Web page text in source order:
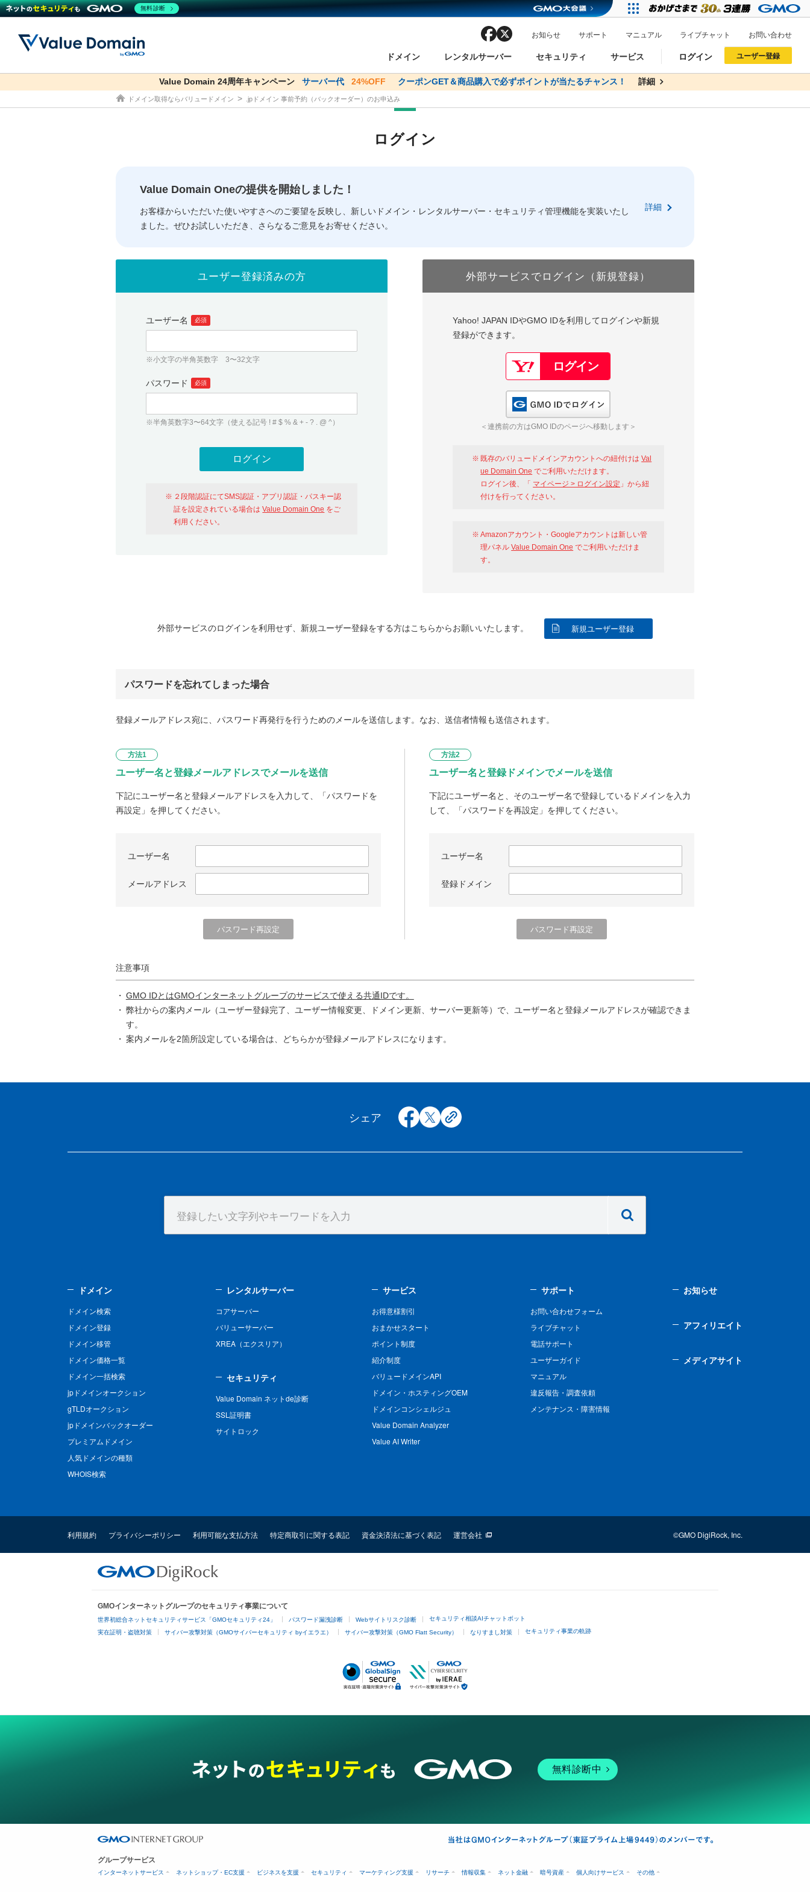
ドメイン
ドメイン ドメイン検索
ドメイン一括検索
人気ドメインの種類 WHOIS検索
レンタルサーバー
レンタルサーバー コアサーバー
セキュリティ
セキュリティ Value Domain ネットde診断
サービス
サービス お得意様割引
バリュードメインAPI
facebook お知らせ サポート マニュアル ライブチャット お問い合わせ
ログイン
従来のバリュードメインをご利用希望の方 おすすめ One レンタルサーバーを含む最新の機能を使う方
以下でもログイン可能
ユーザー登録
従来のバリュードメインをご利用希望の方 おすすめ One レンタルサーバーを含む最新の機能を使う方
以下でも登録可能
Value Domain 24周年キャンペーン サーバー代 24%OFF クーポンGET＆商品購入で必ずポイントが当たるチャンス！ 詳細
co.jpドメイン✕コアサーバーV2ビジネス応援キャンペーン サーバー料金1年間無料 詳細
ドメイン取得ならバリュードメイン .jpドメイン 事前予約（バックオーダー）のお申込み
ログイン
Value Domain Oneの提供を開始しました！
お客様からいただいた使いやすさへのご要望を反映し、新しいドメイン・レンタルサーバー・セキュリティ管理機能を実装いたし
ました。ぜひお試しいただき、さらなるご意見をお寄せください。
詳細
ユーザー登録済みの方
ユーザー名 必須
※小文字の半角英数字 3〜32文字
パスワード 必須
※半角英数字3〜64文字（使える記号 ! # $ % & + - ? . @ ^）
２段階認証にてSMS認証・アプリ認証・パスキー認
証を設定されている場合はValue Domain One をご
利用ください。
外部サービスでログイン（新規登録）
Yahoo! JAPAN IDやGMO IDを利用してログインや新規
登録ができます。
＜連携前の方はGMO IDのページへ移動します＞
既存のバリュードメインアカウントへの紐付けはVal
ue Domain One でご利用いただけます。
ログイン後、「 マイページ > ログイン設定 」から紐
付けを行ってください。
Amazonアカウント・Googleアカウントは新しい管
理パネルValue Domain One でご利用いただけま
す。
外部サービスのログインを利用せず、新規ユーザー登録をする方はこちらからお願いいたします。 新規ユーザー登録
パスワードを忘れてしまった場合
登録メールアドレス宛に、パスワード再発行を行うためのメールを送信します。なお、送信者情報も送信されます。
方法1
ユーザー名と登録メールアドレスでメールを送信
下記にユーザー名と登録メールアドレスを入力して、「パスワードを
再設定」を押してください。
ユーザー名
メールアドレス
方法2
ユーザー名と登録ドメインでメールを送信
下記にユーザー名と、そのユーザー名で登録しているドメインを入力
して、「パスワードを再設定」を押してください。
ユーザー名
登録ドメイン
注意事項
GMO IDとはGMOインターネットグループのサービスで使える共通IDです。
弊社からの案内メール（ユーザー登録完了、ユーザー情報変更、ドメイン更新、サーバー更新等）で、ユーザー名と登録メールアドレスが確認できま
す。
案内メールを2箇所設定している場合は、どちらかが登録メールアドレスになります。
シェア facebook
x copy
ドメイン
ドメイン検索
ドメイン登録
ドメイン移管
ドメイン価格一覧
ドメイン一括検索
jpドメインオークション
gTLDオークション
jpドメインバックオーダー
プレミアムドメイン
人気ドメインの種類
WHOIS検索
レンタルサーバー
コアサーバー
バリューサーバー
XREA（エクスリア）
セキュリティ
Value Domain ネットde診断
SSL証明書
サイトロック
サービス
お得意様割引
おまかせスタート
ポイント制度
紹介制度
バリュードメインAPI
ドメイン・ホスティングOEM
ドメインコンシェルジュ
Value Domain Analyzer
Value AI Writer
サポート
お問い合わせフォーム
ライブチャット
電話サポート
ユーザーガイド
マニュアル
違反報告・調査依頼
メンテナンス・障害情報
お知らせ
アフィリエイト
メディアサイト
利用規約 プライバシーポリシー 利用可能な支払方法 特定商取引に関する表記 資金決済法に基づく表記 運営会社 ©GMO DigiRock, Inc.
GMOインターネットグループのセキュリティ事業について
世界初総合ネットセキュリティサービス「GMOセキュリティ24」 パスワード漏洩診断 Webサイトリスク診断 セキュリティ相談AIチャットボット
実在証明・盗聴対策 サイバー攻撃対策（GMOサイバーセキュリティ byイエラエ） サイバー攻撃対策（GMO Flatt Security） なりすまし対策 セキュリティ事業の軌跡
無料診断中
グループサービス
インターネットサービス ネットショップ・EC支援 ビジネスを支援 セキュリティ マーケティング支援 リサーチ 情報収集 ネット金融 暗号資産 個人向けサービス その他
無料診断